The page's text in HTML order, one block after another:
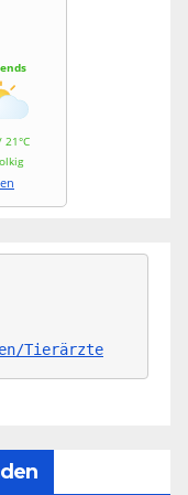
21°C
Tierärzte